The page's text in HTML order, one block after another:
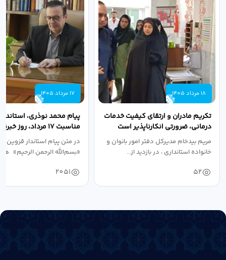
18 مرداد 1405
تکریم مادران و ارتقای کیفیت خدمات
درمانی، ضرورتی انکارناپذیر است
مریم بیدخام مدیرکل دفتر امور بانوان و
خانواده استانداری ، در بازدید از...
52
17 مرداد 1405
پیام محمد نوذری،
مناسبت ۱۷ مرداد، روز خبرنگار
در متن پیام استاندار قزوین
«بسم‌الله الرحمن الرحیم»
2051